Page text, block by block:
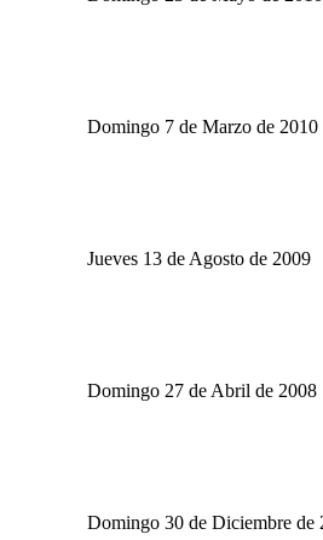
Domingo 7 de Marzo de 2010
Jueves 13 de Agosto de 2009
Domingo 27 de Abril de 2008
Domingo 30 de Diciembre de